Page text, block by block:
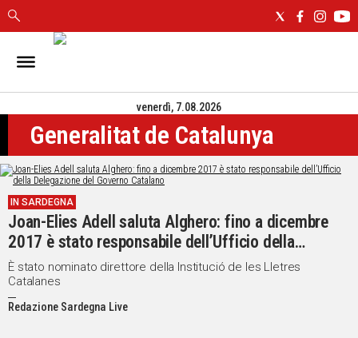
IN
CAGLIARI
SASSARI
NUORO
ORISTANO
SULCIS
GALLURA
OGLIASTRA
CAMPIDANO
venerdì, 7.08.2026
Generalitat de Catalunya
IN SARDEGNA
Joan-Elies Adell saluta Alghero: fino a dicembre
2017 è stato responsabile dell’Ufficio della
Delegazione del Governo Catalano
È stato nominato direttore della Institució de les Lletres
Catalanes
Redazione Sardegna Live